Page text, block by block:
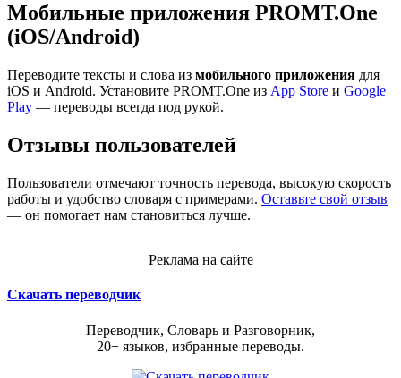
Мобильные приложения PROMT.One
(iOS/Android)
Переводите тексты и слова из мобильного приложения для
iOS и Android. Установите PROMT.One из App Store и Google
Play — переводы всегда под рукой.
Отзывы пользователей
Пользователи отмечают точность перевода, высокую скорость
работы и удобство словаря с примерами. Оставьте свой отзыв
— он помогает нам становиться лучше.
Реклама на сайте
Скачать переводчик
Переводчик, Словарь и Разговорник,
20+ языков, избранные переводы.